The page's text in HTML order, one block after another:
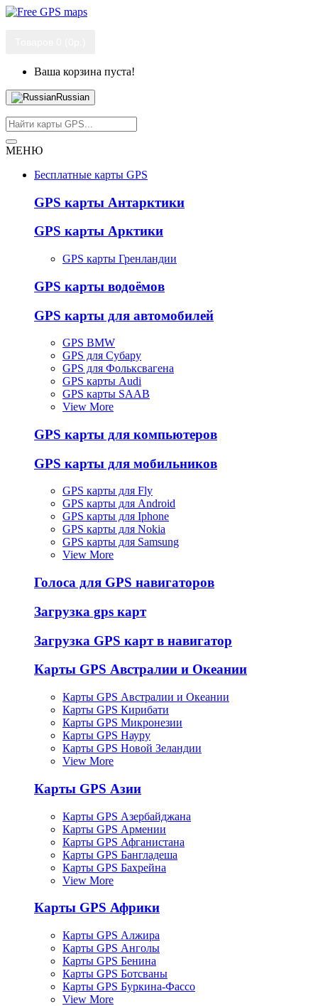
Ваша корзина пуста!
Russian
МЕНЮ
Бесплатные карты GPS
GPS карты Антарктики
GPS карты Арктики
GPS карты Гренландии
GPS карты водоёмов
GPS карты для автомобилей
GPS BMW
GPS для Субару
GPS для Фольксвагена
GPS карты Audi
GPS карты SAAB
View More
GPS карты для компьютеров
GPS карты для мобильников
GPS карты для Fly
GPS карты для Android
GPS карты для Iphone
GPS карты для Nokia
GPS карты для Samsung
View More
Голоса для GPS навигаторов
Загрузка gps карт
Загрузка GPS карт в навигатор
Карты GPS Австралии и Океании
Карты GPS Австралии и Океании
Карты GPS Кирибати
Карты GPS Микронезии
Карты GPS Науру
Карты GPS Новой Зеландии
View More
Карты GPS Азии
Карты GPS Азербайджана
Карты GPS Армении
Карты GPS Афганистана
Карты GPS Бангладеша
Карты GPS Бахрейна
View More
Карты GPS Африки
Карты GPS Алжира
Карты GPS Анголы
Карты GPS Бенина
Карты GPS Ботсваны
Карты GPS Буркина-Фассо
View More